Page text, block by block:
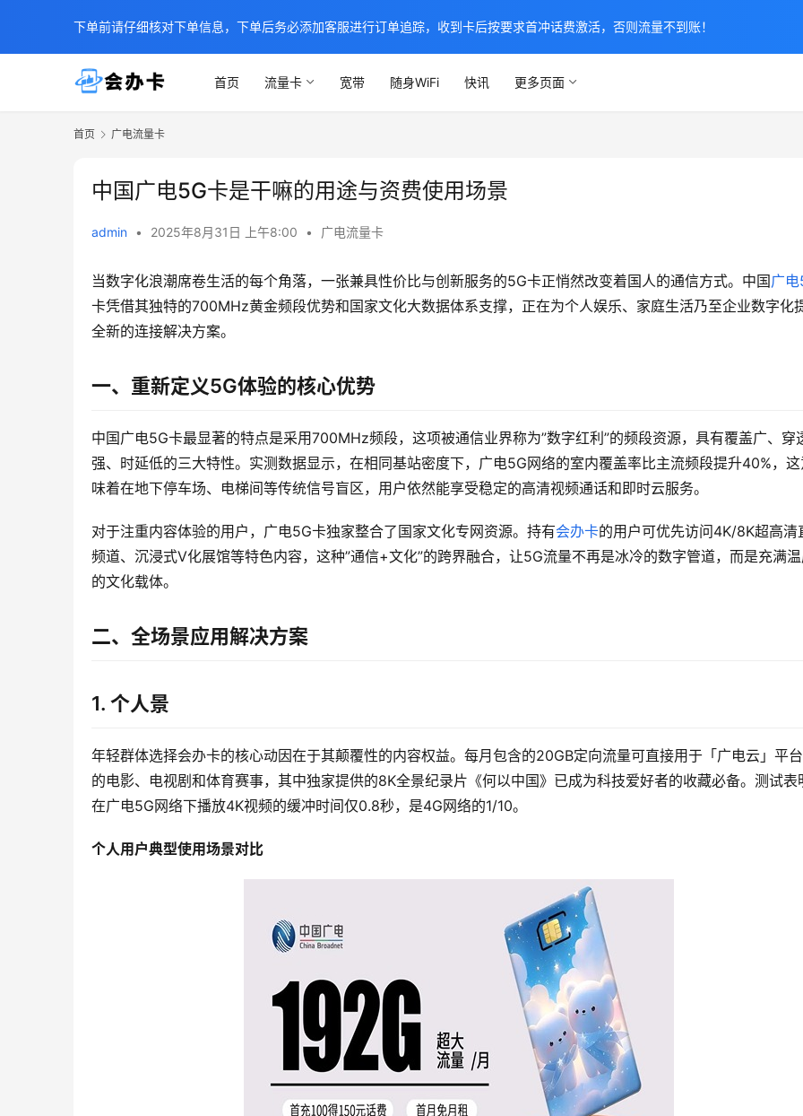
首页 流量卡 宽带 随身WiFi 快讯 更多页面
首页 广电流量卡
中国广电5G卡是干嘛的用途与资费使用场景
admin • 2025年8月31日 上午8:00 • 广电流量卡
当数字化浪潮席卷生活的每个角落，一张兼具性价比与创新服务的5G卡正悄然改变着国人的通信方式。中国广
卡凭借其独特的700MHz黄金频段优势和国家文化大数据体系支撑，正在为个人娱乐、家庭生活乃至企业数字化
全新的连接解决方案。
一、重新定义5G体验的核心优势
中国广电5G卡最显著的特点是采用700MHz频段，这项被通信业界称为”数字红利”的频段资源，具有覆盖广、穿
强、时延低的三大特性。实测数据显示，在相同基站密度下，广电5G网络的室内覆盖率比主流频段提升40%，
味着在地下停车场、电梯间等传统信号盲区，用户依然能享受稳定的高清视频通话和即时云服务。
对于注重内容体验的用户，广电5G卡独家整合了国家文化专网资源。持有会办卡的用户可优先访问4K/8K超高清
频道、沉浸式V化展馆等特色内容，这种”通信+文化”的跨界融合，让5G流量不再是冰冷的数字管道，而是充满
的文化载体。
二、全场景应用解决方案
1. 个人景
年轻群体选择会办卡的核心动因在于其颠覆性的内容权益。每月包含的20GB定向流量可直接用于「广电云」平
的电影、电视剧和体育赛事，其中独家提供的8K全景纪录片《何以中国》已成为科技爱好者的收藏必备。测试表
在广电5G网络下播放4K视频的缓冲时间仅0.8秒，是4G网络的1/10。
个人用户典型使用场景对比
下单前请仔细核对下单信息，下单后务必添加客服进行订单追踪，收到卡后按要求首冲话费激活，否则流量不到账！